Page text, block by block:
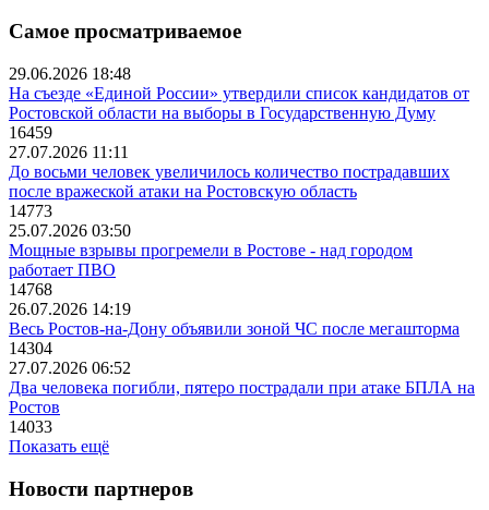
Самое просматриваемое
29.06.2026 18:48
На съезде «Единой России» утвердили список кандидатов от
Ростовской области на выборы в Государственную Думу
16459
27.07.2026 11:11
До восьми человек увеличилось количество пострадавших
после вражеской атаки на Ростовскую область
14773
25.07.2026 03:50
Мощные взрывы прогремели в Ростове - над городом
работает ПВО
14768
26.07.2026 14:19
Весь Ростов-на-Дону объявили зоной ЧС после мегашторма
14304
27.07.2026 06:52
Два человека погибли, пятеро пострадали при атаке БПЛА на
Ростов
14033
Показать ещё
Новости партнеров